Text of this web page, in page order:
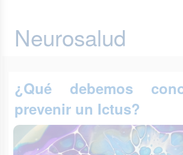
Neurosalud
¿Qué debemos
prevenir un Ictus?